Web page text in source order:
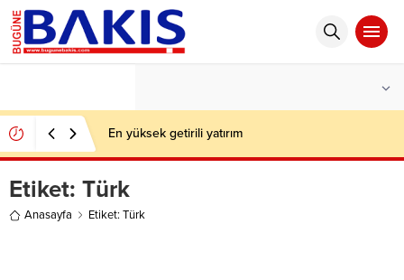
En yüksek getirili yatırım
Etiket: Türk
Anasayfa Etiket: Türk